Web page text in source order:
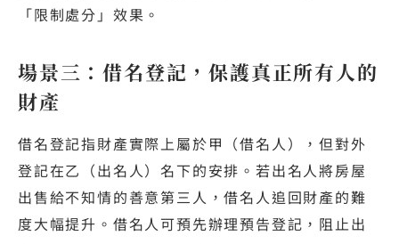
「限制處分」效果。
場景三：借名登記，保護真正所有人的
財產
借名登記指財產實際上屬於甲（借名人），但對外
登記在乙（出名人）名下的安排。若出名人將房屋
出售給不知情的善意第三人，借名人追回財產的難
度大幅提升。借名人可預先辦理預告登記，阻止出